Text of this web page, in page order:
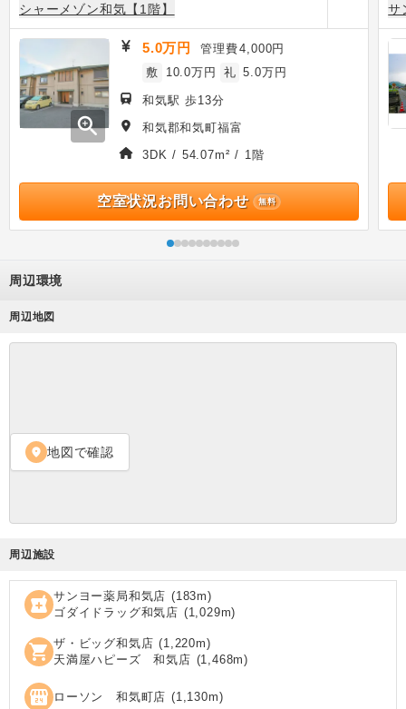
シャーメゾン和気【1階】
zoom_in
5.0万円 管理費4,000円
敷
10.0万円 礼 5.0万円
和気駅 歩13分
和気郡和気町福富
3DK / 54.07m² / 1階
空室状況お問い合わせ 無料
サ
周辺環境
周辺地図
location_on 地図で確認
周辺施設
local_pharmacy サンヨー薬局和気店 (183m)
ゴダイドラッグ和気店 (1,029m)
shopping_cart ザ・ビッグ和気店 (1,220m)
天満屋ハピーズ 和気店 (1,468m)
local_convenience_store ローソン 和気町店 (1,130m)